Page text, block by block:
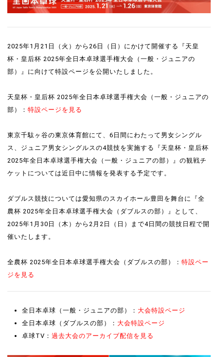
2025年1月21日（火）から26日（日）にかけて開催する『天皇
杯・皇后杯 2025年全日本卓球選手権大会（一般・ジュニアの
部）』に向けて特設ページを公開いたしました。
天皇杯・皇后杯 2025年全日本卓球選手権大会（一般・ジュニアの
部）： 特設ページを見る
東京千駄ヶ谷の東京体育館にて、6日間にわたって男女シングル
ス、ジュニア男女シングルスの4競技を実施する『天皇杯・皇后杯
2025年全日本卓球選手権大会（一般・ジュニアの部）』の観戦チ
ケットについては近日中に情報を発表する予定です。
ダブルス競技については愛知県のスカイホール豊田を舞台に『全
農杯 2025年全日本卓球選手権大会（ダブルスの部）』として、
2025年1月30日（木）から2月2日（日）まで4日間の競技日程で開
催いたします。
全農杯 2025年全日本卓球選手権大会（ダブルスの部）： 特設ペー
ジを見る
全日本卓球（一般・ジュニアの部）： 大会特設ページ
全日本卓球（ダブルスの部）： 大会特設ページ
卓球TV： 過去大会のアーカイブ配信を見る